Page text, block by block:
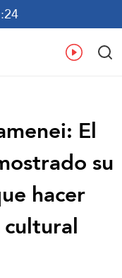
El
su
hacer